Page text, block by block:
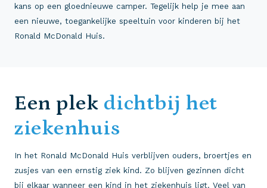
kans op een gloednieuwe camper. Tegelijk help je mee aan
een nieuwe, toegankelijke speeltuin voor kinderen bij het
Ronald McDonald Huis.
Een plek dichtbij het
ziekenhuis
In het Ronald McDonald Huis verblijven ouders, broertjes en
zusjes van een ernstig ziek kind. Zo blijven gezinnen dicht
bij elkaar wanneer een kind in het ziekenhuis ligt. Veel van